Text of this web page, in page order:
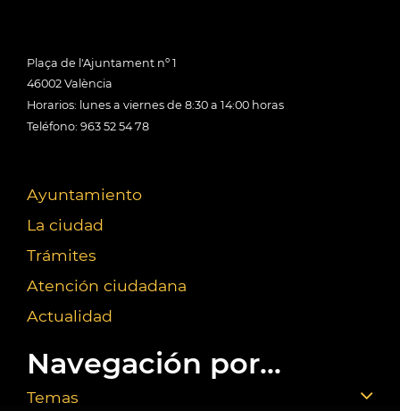
Plaça de l'Ajuntament nº 1
46002 València
Horarios: lunes a viernes de 8:30 a 14:00 horas
Teléfono: 963 52 54 78
Ayuntamiento
La ciudad
Trámites
Atención ciudadana
Actualidad
Navegación por...
Temas